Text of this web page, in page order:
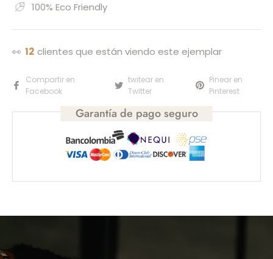
100% Eco Friendly
👀 20 clientes que están viendo este ejemplar
Compartir en
Facebook
twitear en
Twitter
Pinear en
Pinterest
Garantía de pago seguro